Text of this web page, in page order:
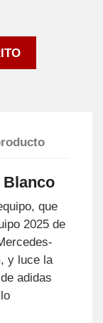
Blanco
que
2025 de
y luce la
adidas